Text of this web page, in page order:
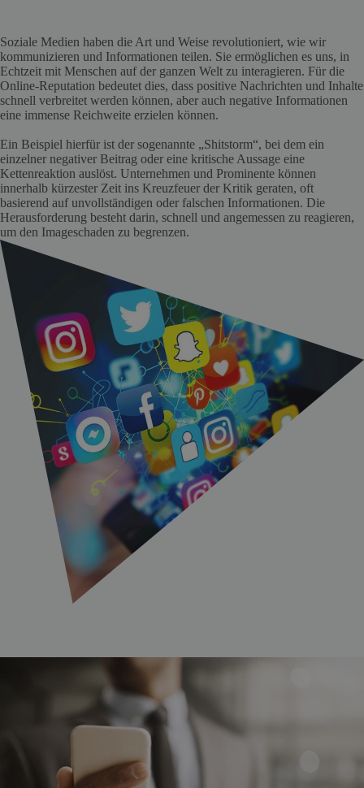
Soziale Medien haben die Art und Weise revolutioniert, wie wir
kommunizieren und Informationen teilen. Sie ermöglichen es uns, in
Echtzeit mit Menschen auf der ganzen Welt zu interagieren. Für die
Online-Reputation bedeutet dies, dass positive Nachrichten und Inhalte
schnell verbreitet werden können, aber auch negative Informationen
eine immense Reichweite erzielen können.
Ein Beispiel hierfür ist der sogenannte „Shitstorm“, bei dem ein
einzelner negativer Beitrag oder eine kritische Aussage eine
Kettenreaktion auslöst. Unternehmen und Prominente können
innerhalb kürzester Zeit ins Kreuzfeuer der Kritik geraten, oft
basierend auf unvollständigen oder falschen Informationen. Die
Herausforderung besteht darin, schnell und angemessen zu reagieren,
um den Imageschaden zu begrenzen.